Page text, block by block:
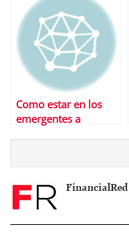
Como estar en los
emergentes a
FinancialRed